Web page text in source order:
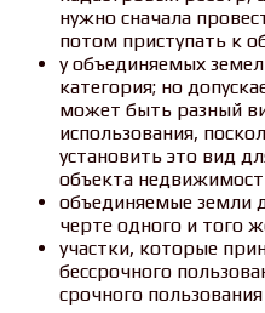
нужно сначала
потом приступать к
у объединяемых
категория; но
может быть разный
использования,
установить это вид
объекта
объединяемые земли
черте одного и того
участки, которые
бессрочного
срочного